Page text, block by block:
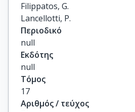
Filippatos, G.
Lancellotti, P.
Περιοδικό
null
Εκδότης
null
Τόμος
17
Αριθμός / τεύχος